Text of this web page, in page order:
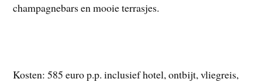
champagnebars en mooie terrasjes.
Kosten: 585 euro p.p. inclusief hotel, ontbijt, vliegreis,